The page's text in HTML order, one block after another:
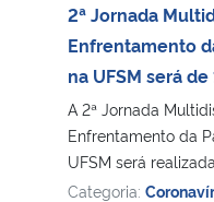
2ª Jornada
Enfrentamento
na UFSM será
A 2ª Jornada
Enfrentamento da
UFSM será
Categoria: